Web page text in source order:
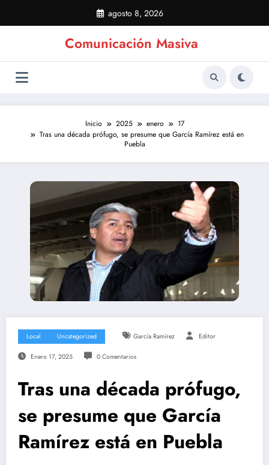
contenido
agosto 8, 2026
Comunicación Masiva
Inicio 2025 enero
17
Tras una década prófugo, se presume que García Ramírez está en
Puebla
Local Uncategorized García Ramírez Editor
Enero 17, 2025 0 Comentarios
Tras una década prófugo,
se presume que García
Ramírez está en Puebla